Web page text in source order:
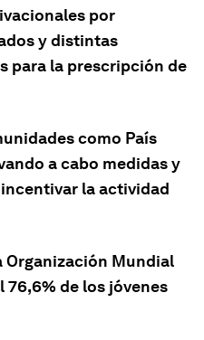
por
y distintas
para la prescripción de
como País
a cabo medidas y
la actividad
Organización Mundial
76,6% de los jóvenes